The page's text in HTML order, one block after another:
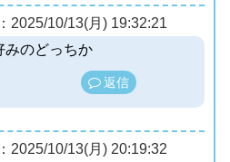
2025/10/13(月) 19:32:21
みのどっちか
返信
2025/10/13(月) 20:19:32